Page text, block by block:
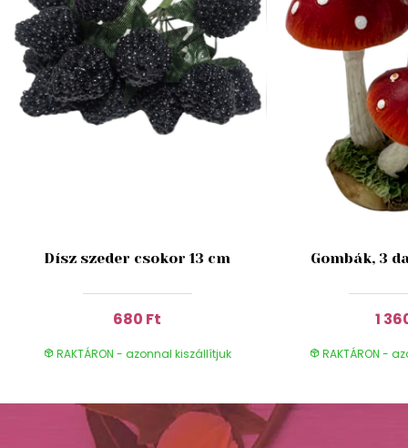
Dísz szeder csokor 13 cm
680 Ft
RAKTÁRON - azonnal kiszállítjuk
Gombák, 3
1
RAKTÁRON -